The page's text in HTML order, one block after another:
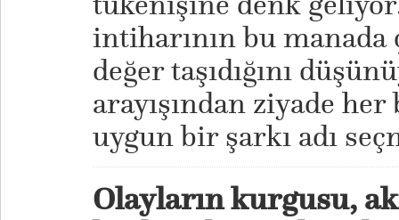
intiharının bu
değer taşıdığını
arayışından ziyade
uygun bir şarkı adı
Olayların kurgusu,